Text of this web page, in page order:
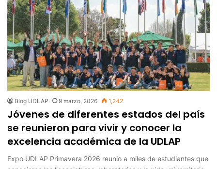
Blog UDLAP 9 marzo, 2026 1,242
Jóvenes de diferentes estados del país
se reunieron para vivir y conocer la
excelencia académica de la UDLAP
Expo UDLAP Primavera 2026 reunio a miles de estudiantes que